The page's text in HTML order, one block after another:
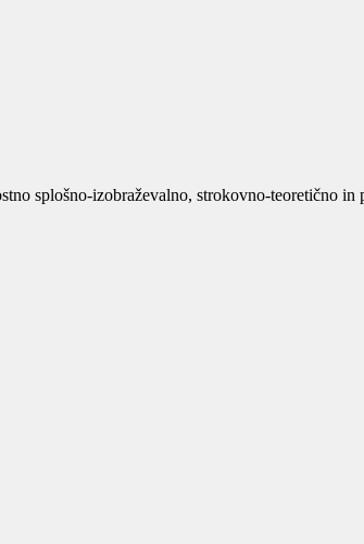
splošno-izobraževalno, strokovno-teoretično